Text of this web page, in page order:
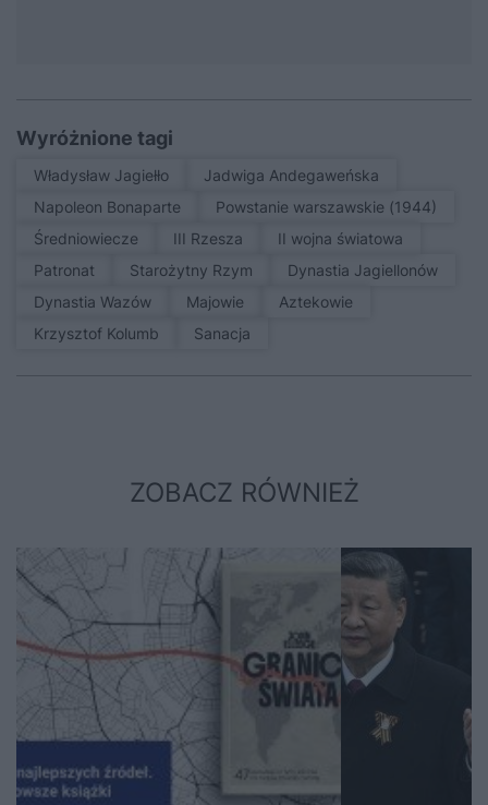
Wyróżnione tagi
Władysław Jagiełło
Jadwiga Andegaweńska
Napoleon Bonaparte
Powstanie warszawskie (1944)
średniowiecze
III Rzesza
II wojna światowa
patronat
Starożytny Rzym
Dynastia Jagiellonów
Dynastia Wazów
Majowie
Aztekowie
Krzysztof Kolumb
sanacja
ZOBACZ RÓWNIEŻ